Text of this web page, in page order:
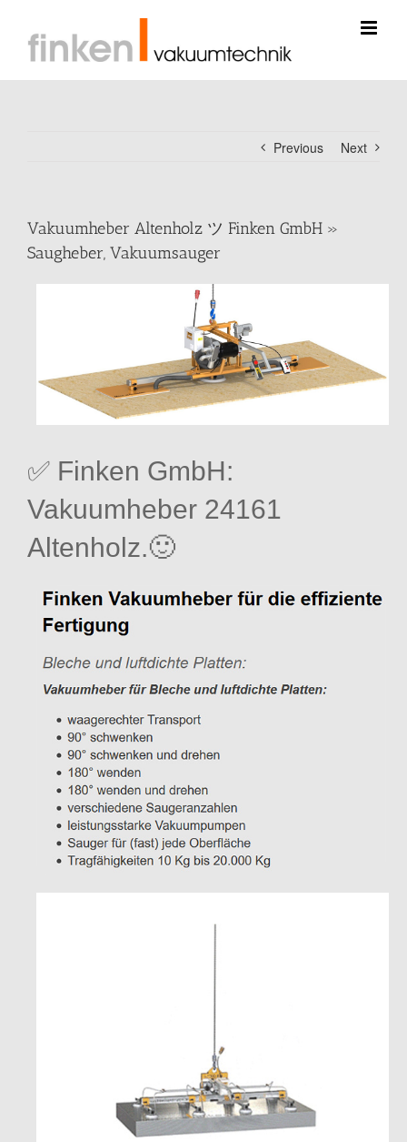
content
Previous Next
Vakuumheber Altenholz ツ Finken GmbH »
Saugheber, Vakuumsauger
✅ Finken GmbH:
Vakuumheber 24161
Altenholz.🙂